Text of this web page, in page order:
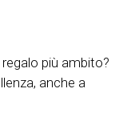
più ambito?
anche a